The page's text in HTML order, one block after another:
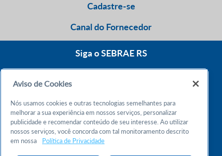
Cadastre-se
Canal do Fornecedor
Siga o SEBRAE RS
Atendimento 24h
Chame no WhatsApp
Aviso de Cookies
Nós usamos cookies e outras tecnologias semelhantes para
melhorar a sua experiência em nossos serviços, personalizar
publicidade e recomendar conteúdo de seu interesse. Ao utilizar
nossos serviços, você concorda com tal monitoramento descrito
em nossa
Política de Privacidade